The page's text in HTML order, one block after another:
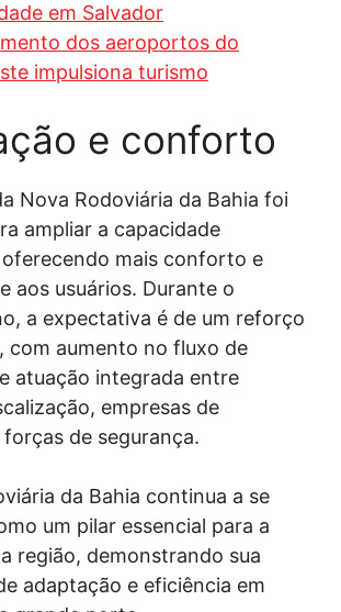
em Salvador
dos aeroportos do
impulsiona turismo
e conforto
Nova Rodoviária da Bahia foi
ampliar a capacidade
mais conforto e
aos usuários. Durante o
a expectativa é de um reforço
com aumento no fluxo de
atuação integrada entre
empresas de
de segurança.
da Bahia continua a se
um pilar essencial para a
região, demonstrando sua
adaptação e eficiência em